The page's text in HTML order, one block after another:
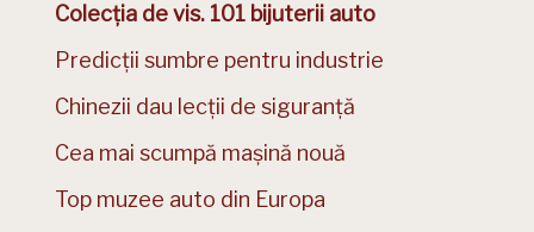
Colecția de vis. 101 bijuterii auto
Predicții sumbre pentru industrie
Chinezii dau lecții de siguranță
Cea mai scumpă mașină nouă
Top muzee auto din Europa